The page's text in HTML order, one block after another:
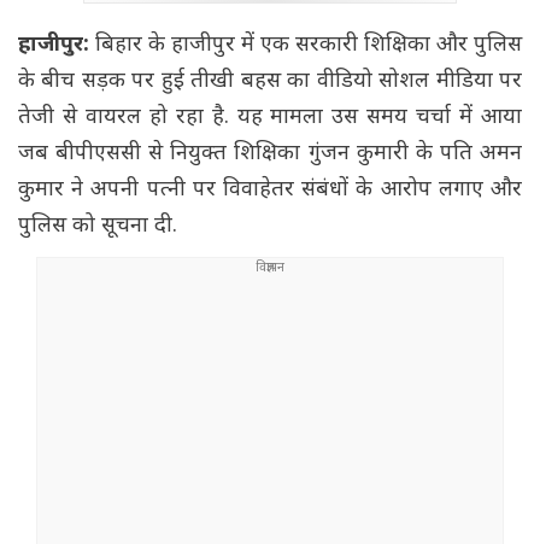
हाजीपुर: बिहार के हाजीपुर में एक सरकारी शिक्षिका और पुलिस
के बीच सड़क पर हुई तीखी बहस का वीडियो सोशल मीडिया पर
तेजी से वायरल हो रहा है. यह मामला उस समय चर्चा में आया
जब बीपीएससी से नियुक्त शिक्षिका गुंजन कुमारी के पति अमन
कुमार ने अपनी पत्नी पर विवाहेतर संबंधों के आरोप लगाए और
पुलिस को सूचना दी.